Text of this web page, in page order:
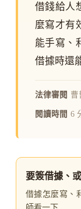
借錢給人
麼寫才有
能手寫、
借據時還
法律審閱 曹
閱讀時間 6
要簽借據、
借據怎麼寫、